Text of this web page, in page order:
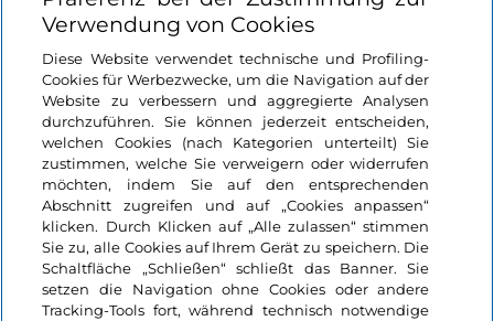
Login
Bleiben wir in Kontakt
Verwendung von Cookies
Diese Website verwendet technische und Profiling-
Cookies für Werbezwecke, um die Navigation auf der
Website zu verbessern und aggregierte Analysen
durchzuführen. Sie können jederzeit entscheiden,
welchen Cookies (nach Kategorien unterteilt) Sie
zustimmen, welche Sie verweigern oder widerrufen
möchten, indem Sie auf den entsprechenden
Abschnitt zugreifen und auf „Cookies anpassen“
klicken. Durch Klicken auf „Alle zulassen“ stimmen
Sie zu, alle Cookies auf Ihrem Gerät zu speichern. Die
Schaltfläche „Schließen“ schließt das Banner. Sie
setzen die Navigation ohne Cookies oder andere
Tracking-Tools fort, während technisch notwendige